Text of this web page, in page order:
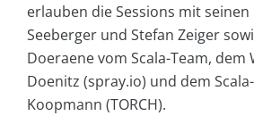
erlauben die Sessions mit seinen
Seeberger und Stefan Zeiger
Doeraene vom Scala-Team, dem
Doenitz (spray.io) und dem
Koopmann (TORCH).